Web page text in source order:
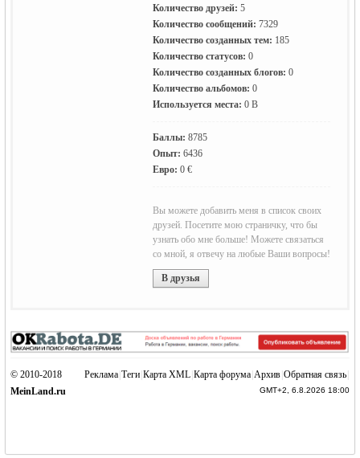
MEINLAND.
Количество друзей: 5
Количество сообщений: 7329
Количество созданных тем: 185
Количество статусов: 0
Количество созданных блогов: 0
Количество альбомов: 0
Используется места: 0 B
Баллы: 8785
Опыт: 6436
Евро: 0 €
Вы можете добавить меня в список своих
друзей. Посетите мою страничку, что бы
узнать обо мне больше! Можете связаться
со мной, я отвечу на любые Ваши вопросы!
В друзья
Реклама Теги Карта XML Карта форума Архив Обратная связь
GMT+2, 6.8.2026 18:00
© 2010-2018
MeinLand.ru